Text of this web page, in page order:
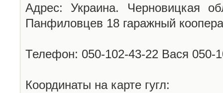
Адрес: Украина. Черновицкая
Панфиловцев 18 гаражный
Телефон: 050-102-43-22 Вася 050-
Координаты на карте гугл: